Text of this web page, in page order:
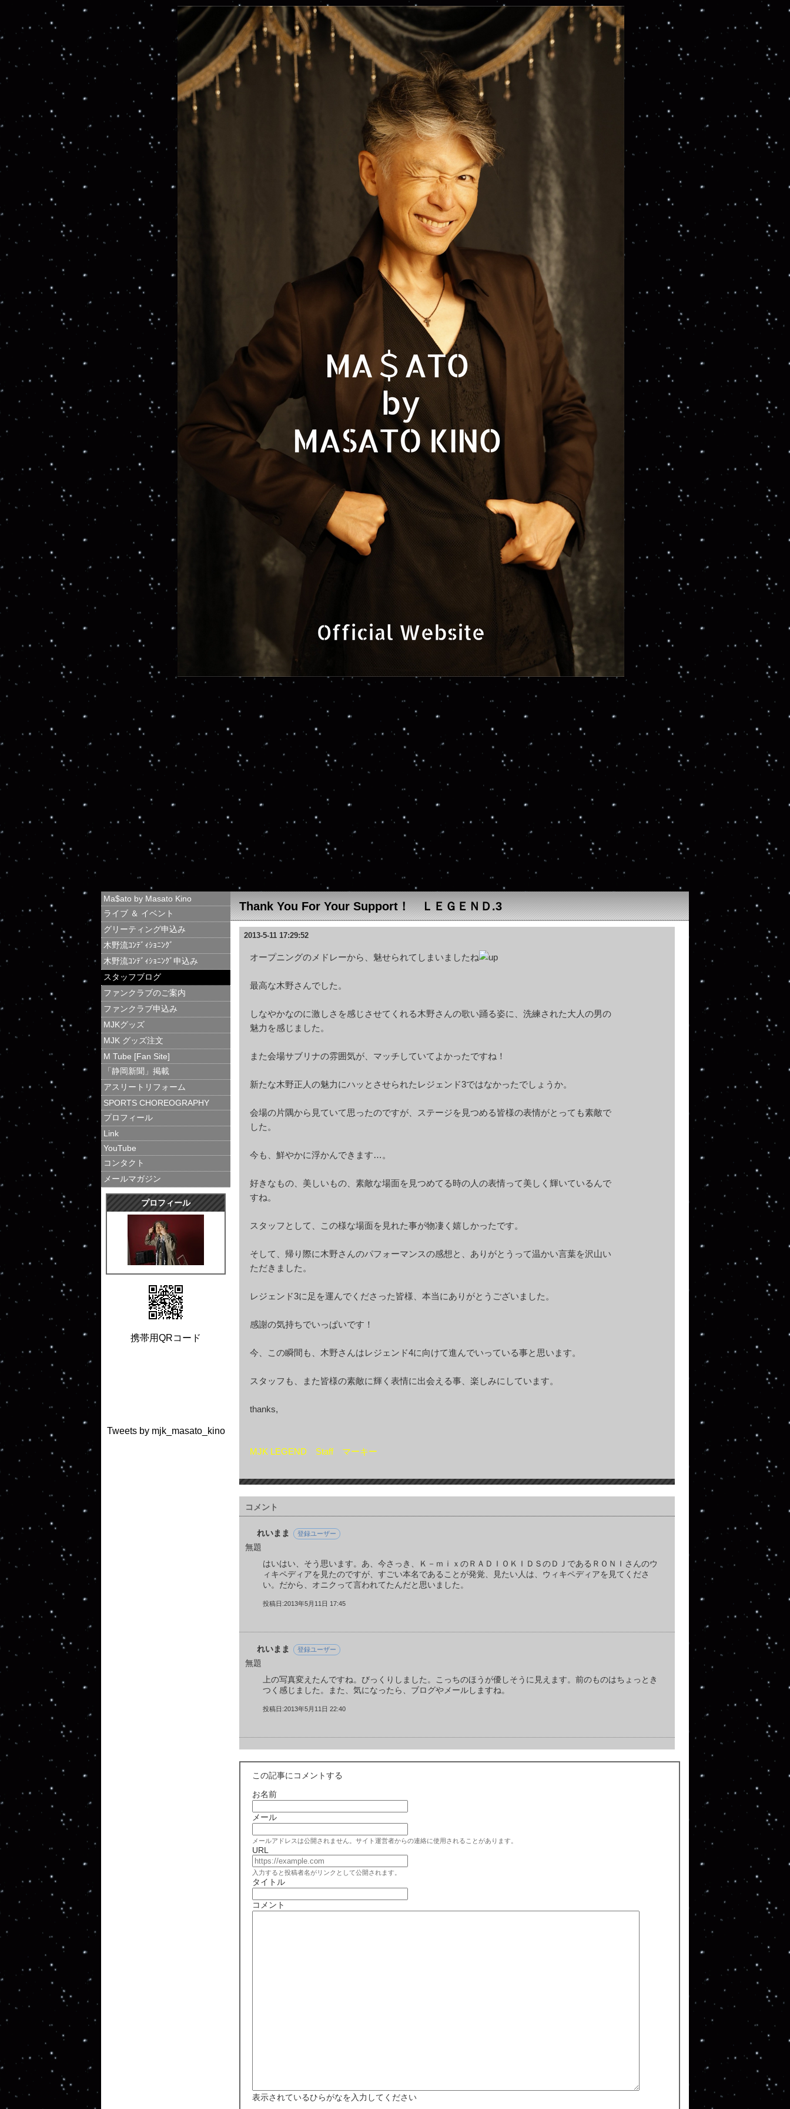
Thank You For Your Support！ ＬＥＧＥＮＤ.3
2013-5-11 17:29:52
オープニングのメドレーから、魅せられてしまいましたね
最高な木野さんでした。
しなやかなのに激しさを感じさせてくれる木野さんの歌い踊る姿に、洗練された大人の男の
魅力を感じました。
また会場サブリナの雰囲気が、マッチしていてよかったですね！
新たな木野正人の魅力にハッとさせられたレジェンド3ではなかったでしょうか。
会場の片隅から見ていて思ったのですが、ステージを見つめる皆様の表情がとっても素敵で
した。
今も、鮮やかに浮かんできます…。
好きなもの、美しいもの、素敵な場面を見つめてる時の人の表情って美しく輝いているんで
すね。
スタッフとして、この様な場面を見れた事が物凄く嬉しかったです。
そして、帰り際に木野さんのパフォーマンスの感想と、ありがとうって温かい言葉を沢山い
ただきました。
レジェンド3に足を運んでくださった皆様、本当にありがとうございました。
感謝の気持ちでいっぱいです！
今、この瞬間も、木野さんはレジェンド4に向けて進んでいっている事と思います。
スタッフも、また皆様の素敵に輝く表情に出会える事、楽しみにしています。
thanks,
MJK LEGEND Staff マーキー
コメント
れいまま 登録ユーザー
無題
はいはい、そう思います。あ、今さっき、Ｋ－ｍｉｘのＲＡＤＩＯＫＩＤＳのＤＪであるＲＯＮＩさんのウ
ィキペディアを見たのですが、すごい本名であることが発覚、見たい人は、ウィキペディアを見てくださ
い。だから、オニクって言われてたんだと思いました。
投稿日:2013年5月11日 17:45
れいまま 登録ユーザー
無題
上の写真変えたんですね。びっくりしました。こっちのほうが優しそうに見えます。前のものはちょっとき
つく感じました。また、気になったら、ブログやメールしますね。
投稿日:2013年5月11日 22:40
この記事にコメントする
お名前
メール
メールアドレスは公開されません。サイト運営者からの連絡に使用されることがあります。
URL
入力すると投稿者名がリンクとして公開されます。
タイトル
コメント
表示されているひらがなを入力してください
Ma$ato by Masato Kino
ライブ ＆ イベント
グリーティング申込み
木野流ｺﾝﾃﾞｨｼｮﾆﾝｸﾞ
木野流ｺﾝﾃﾞｨｼｮﾆﾝｸﾞ申込み
スタッフブログ
ファンクラブのご案内
ファンクラブ申込み
MJKグッズ
MJK グッズ注文
M Tube [Fan Site]
「静岡新聞」掲載
アスリートリフォーム
SPORTS CHOREOGRAPHY
プロフィール
Link
YouTube
コンタクト
メールマガジン
プロフィール
携帯用QRコード
Tweets by mjk_masato_kino